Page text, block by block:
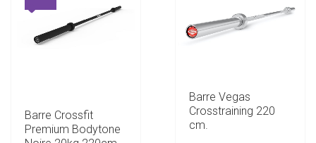
Barre Crossfit
Premium Bodytone
Barre Vegas
Crosstraining 220
cm.